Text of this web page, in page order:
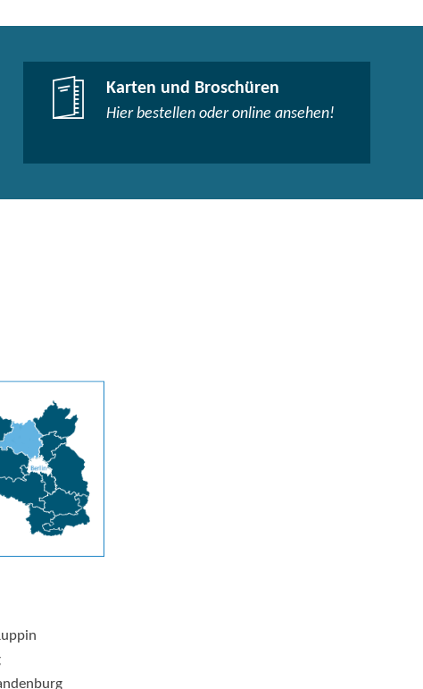
Karten und Broschüren
Hier bestellen oder online ansehen!